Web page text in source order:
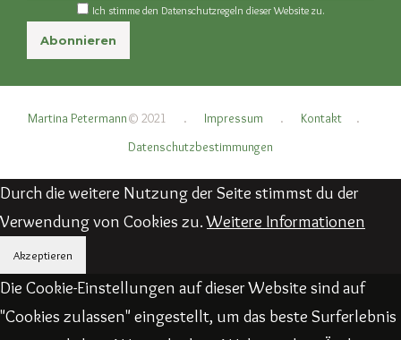
Ich stimme den Datenschutzregeln dieser Website zu.
Martina Petermann© 2021 . Impressum . Kontakt
.
Datenschutzbestimmungen
Durch die weitere Nutzung der Seite stimmst du der
Verwendung von Cookies zu.Weitere Informationen
Akzeptieren
Die Cookie-Einstellungen auf dieser Website sind auf
"Cookies zulassen" eingestellt, um das beste Surferlebnis